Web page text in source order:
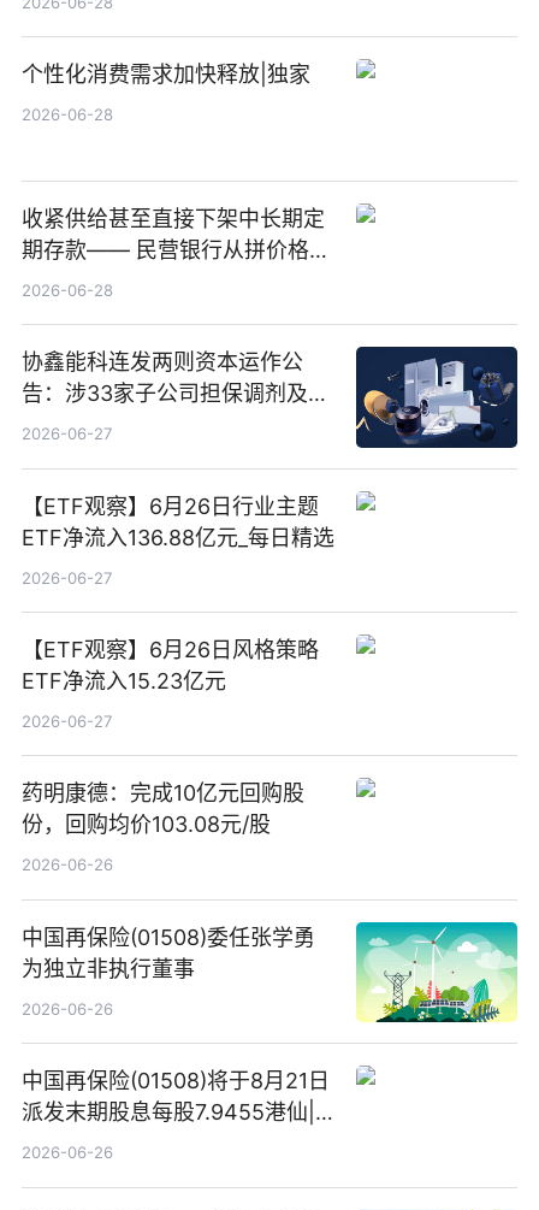
个性化消费需求加快释放|独家
2026-06-28
收紧供给甚至直接下架中长期定
期存款—— 民营银行从拼价格转
向拼服务
2026-06-28
协鑫能科连发两则资本运作公
告：涉33家子公司担保调剂及10
亿元产业基金设立
2026-06-27
【ETF观察】6月26日行业主题
ETF净流入136.88亿元_每日精选
2026-06-27
【ETF观察】6月26日风格策略
ETF净流入15.23亿元
2026-06-27
药明康德：完成10亿元回购股
份，回购均价103.08元/股
2026-06-26
中国再保险(01508)委任张学勇
为独立非执行董事
2026-06-26
中国再保险(01508)将于8月21日
派发末期股息每股7.9455港仙|
看点
2026-06-26